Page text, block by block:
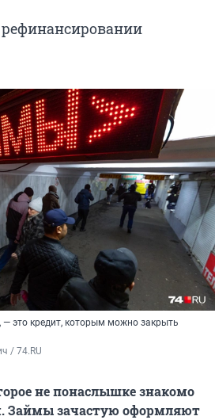
— это кредит, которым можно закрыть
/ 74.RU
не понаслышке знакомо
Займы зачастую оформляют